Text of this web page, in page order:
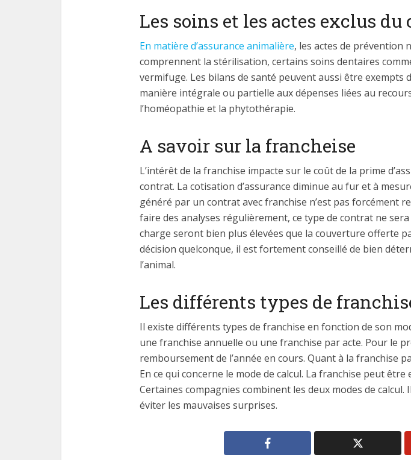
Les soins et les actes exclus
En matière d’assurance animalière, les actes de prévention
comprennent la stérilisation, certains soins dentaires
vermifuge. Les bilans de santé peuvent aussi être exempts
manière intégrale ou partielle aux dépenses liées au
l’homéopathie et la phytothérapie.
A savoir sur la francheise
L’intérêt de la franchise impacte sur le coût de la prime
contrat. La cotisation d’assurance diminue au fur et à
généré par un contrat avec franchise n’est pas forcément
faire des analyses régulièrement, ce type de contrat ne
charge seront bien plus élevées que la couverture offerte
décision quelconque, il est fortement conseillé de bien
l’animal.
Les différents types de
Il existe différents types de franchise en fonction de son
une franchise annuelle ou une franchise par acte. Pour le
remboursement de l’année en cours. Quant à la franchise
En ce qui concerne le mode de calcul. La franchise peut
Certaines compagnies combinent les deux modes de
éviter les mauvaises surprises.